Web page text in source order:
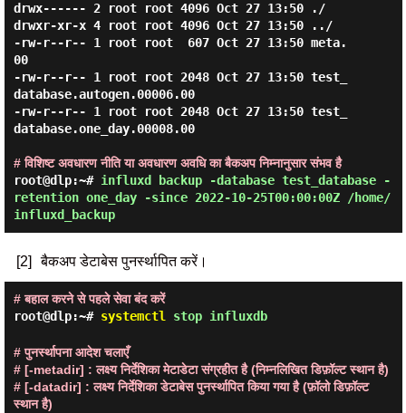
drwx------ 2 root root 4096 Oct 27 13:50 ./
drwxr-xr-x 4 root root 4096 Oct 27 13:50 ../
-rw-r--r-- 1 root root  607 Oct 27 13:50 meta.
00
-rw-r--r-- 1 root root 2048 Oct 27 13:50 test_
database.autogen.00006.00
-rw-r--r-- 1 root root 2048 Oct 27 13:50 test_
database.one_day.00008.00
# विशिष्ट अवधारण नीति या अवधारण अवधि का बैकअप निम्नानुसार संभव है
root@dlp:~# influxd backup -database test_database -
retention one_day -since 2022-10-25T00:00:00Z /home/
influxd_backup
[2] बैकअप डेटाबेस पुनर्स्थापित करें।
# बहाल करने से पहले सेवा बंद करें
root@dlp:~# systemctl stop influxdb
# पुनर्स्थापना आदेश चलाएँ
# [-metadir] : लक्ष्य निर्देशिका मेटाडेटा संग्रहीत है (निम्नलिखित डिफ़ॉल्ट स्थान है)
# [-datadir] : लक्ष्य निर्देशिका डेटाबेस पुनर्स्थापित किया गया है (फ़ॉलो डिफ़ॉल्ट
स्थान है)